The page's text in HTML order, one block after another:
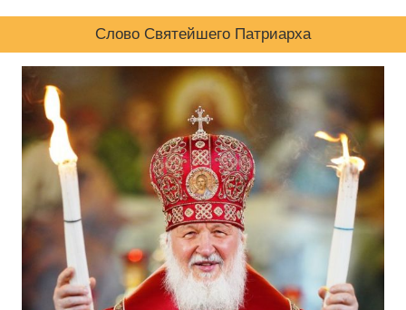
Слово Святейшего Патриарха